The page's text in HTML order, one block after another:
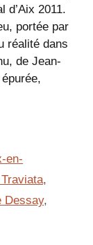
d’Aix 2011.
portée par
réalité dans
de Jean-
en-
Traviata,
Dessay,